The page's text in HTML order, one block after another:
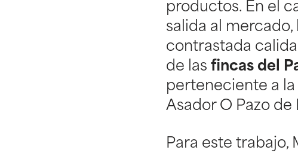
productos. En el
salida al
contrastada
de las fincas del
perteneciente a la
Asador O Pazo de
Para este trabajo,